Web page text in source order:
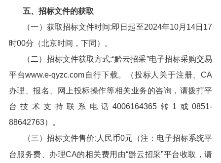
五、招标文件的获取
（一）获取招标文件时间:即日起至2024年10月14日17
时00分（北京时间，下同）。
（二）招标文件获取方式:“黔云招采”电子招标采购交易
平台www.e-qyzc.com自行下载。（投标人关于注册、CA
办理、报名、网上投标操作等相关业务的咨询，请拨打平
台技术支持联系电话4006164365转1或0851-
88642763）。
（三）招标文件售价:人民币0元（注：电子招标系统平
台服务费、办理CA的相关费用由“黔云招采”平台收取，请